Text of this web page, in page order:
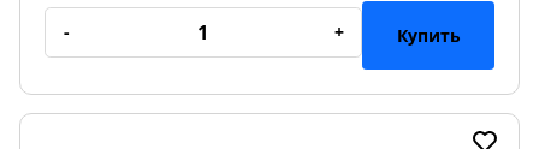
- + Купить